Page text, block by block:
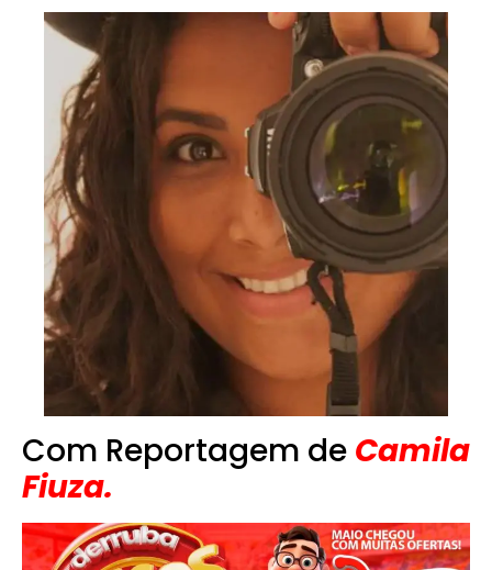
Com Reportagem de Camila
Fiuza.